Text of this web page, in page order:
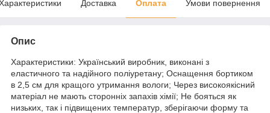
Доставка Оплата Умови повернення
Опис
Характеристики: Український виробник, виконані з
еластичного та надійного поліуретану; Оснащення бортиком
в 2,5 см для кращого утримання вологи; Через високоякісний
матеріал не мають сторонніх запахів хімії; Не бояться як
низьких, так і підвищених температур, зберігаючи форму та